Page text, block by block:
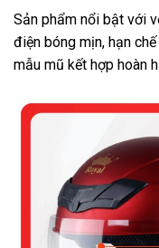
Sản phẩm nổi bật với
điện bóng mịn, hạn
mẫu mũ kết hợp hoàn